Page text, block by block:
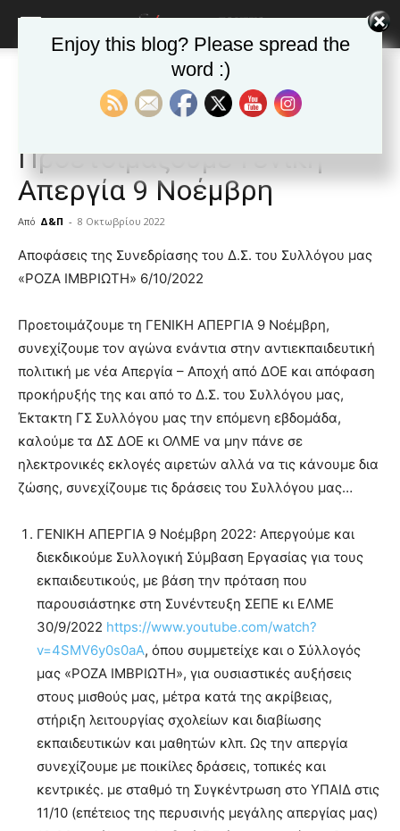
Ανακοινώσεις - Δελτία τύπου
Ανακοινώσεις - Δελτία τύπου Δημοφιλή άρθρα Τα νέα της Πόλης
Ρόζα Ιμβριώτη:
Προετοιμάζουμε Γενική
Απεργία 9 Νοέμβρη
Από Δ&Π - 8 Οκτωβρίου 2022
blonde
lesbians
cam
show.desi
xxx
lyons
teaches
you
the
meaning
of
pornhun
Αποφάσεις της Συνεδρίασης του Δ.Σ. του Συλλόγου μας
«ΡΟΖΑ ΙΜΒΡΙΩΤΗ» 6/10/2022
Προετοιμάζουμε τη ΓΕΝΙΚΗ ΑΠΕΡΓΙΑ 9 Νοέμβρη,
συνεχίζουμε τον αγώνα ενάντια στην αντιεκπαιδευτική
πολιτική με νέα Απεργία – Αποχή από ΔΟΕ και απόφαση
προκήρυξής της και από το Δ.Σ. του Συλλόγου μας,
Έκτακτη ΓΣ Συλλόγου μας την επόμενη εβδομάδα,
καλούμε τα ΔΣ ΔΟΕ κι ΟΛΜΕ να μην πάνε σε
ηλεκτρονικές εκλογές αιρετών αλλά να τις κάνουμε δια
ζώσης, συνεχίζουμε τις δράσεις του Συλλόγου μας…
ΓΕΝΙΚΗ ΑΠΕΡΓΙΑ 9 Νοέμβρη 2022: Απεργούμε και
διεκδικούμε Συλλογική Σύμβαση Εργασίας για τους
εκπαιδευτικούς, με βάση την πρόταση που
παρουσιάστηκε στη Συνέντευξη ΣΕΠΕ κι ΕΛΜΕ
30/9/2022 https://www.youtube.com/watch?
v=4SMV6y0s0aA, όπου συμμετείχε και ο Σύλλογός
μας «ΡΟΖΑ ΙΜΒΡΙΩΤΗ», για ουσιαστικές αυξήσεις
στους μισθούς μας, μέτρα κατά της ακρίβειας,
στήριξη λειτουργίας σχολείων και διαβίωσης
εκπαιδευτικών και μαθητών κλπ. Ως την απεργία
συνεχίζουμε με ποικίλες δράσεις, τοπικές και
κεντρικές. με σταθμό τη Συγκέντρωση στο ΥΠΑΙΔ στις
11/10 (επέτειος της περυσινής μεγάλης απεργίας μας)
Enjoy this blog? Please spread the
word :)